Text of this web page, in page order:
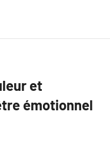
et
émotionnel